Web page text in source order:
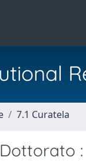
7.1 Curatela